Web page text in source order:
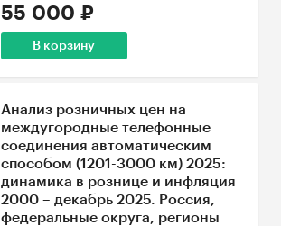
55 000 ₽
В корзину
Анализ розничных цен на
междугородные телефонные
соединения автоматическим
способом (1201-3000 км) 2025:
динамика в рознице и инфляция
2000 – декабрь 2025. Россия,
федеральные округа, регионы